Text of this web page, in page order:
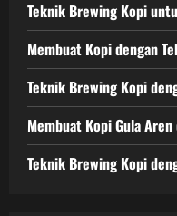
Teknik Brewing Kopi
Membuat Kopi dengan
Teknik Brewing Kopi
Membuat Kopi Gula
Teknik Brewing Kopi